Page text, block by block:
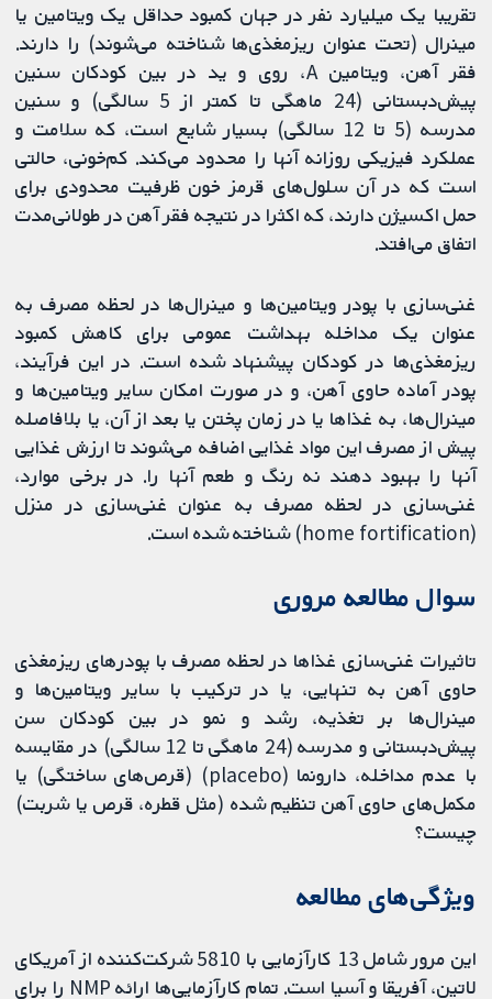
تقریبا یک میلیارد نفر در جهان کمبود حداقل یک ویتامین یا
مینرال (تحت عنوان ریزمغذی‌ها شناخته می‌شوند) را دارند.
فقر آهن، ویتامین A، روی و ید در بین کودکان سنین
پیش‌دبستانی (24 ماهگی تا کمتر از 5 سالگی) و سنین
مدرسه (5 تا 12 سالگی) بسیار شایع است، که سلامت و
عملکرد فیزیکی روزانه آنها را محدود می‌کند. کم‌خونی، حالتی
است که در آن سلول‌های قرمز خون ظرفیت محدودی برای
حمل اکسیژن دارند، که اکثرا در نتیجه فقر آهن در طولانی‌مدت
اتفاق می‌افتد.
غنی‌سازی با پودر ویتامین‌ها و مینرال‌ها در لحظه مصرف به
عنوان یک مداخله بهداشت عمومی برای کاهش کمبود
ریزمغذی‌ها در کودکان پیشنهاد شده است. در این فرآیند،
پودر آماده حاوی آهن، و در صورت امکان سایر ویتامین‌ها و
مینرال‌ها، به غذاها یا در زمان پختن یا بعد از آن، یا بلافاصله
پیش از مصرف این مواد غذایی اضافه می‌شوند تا ارزش غذایی
آنها را بهبود دهند نه رنگ و طعم آنها را. در برخی موارد،
غنی‌سازی در لحظه مصرف به عنوان غنی‌سازی در منزل
(home fortification) شناخته شده است.
سوال مطالعه مروری
تاثیرات غنی‌سازی غذاها در لحظه مصرف با پودرهای ریزمغذی
حاوی آهن به تنهایی، یا در ترکیب با سایر ویتامین‌ها و
مینرال‌ها بر تغذیه، رشد و نمو در بین کودکان سن
پیش‌دبستانی و مدرسه (24 ماهگی تا 12 سالگی) در مقایسه
با عدم مداخله، دارونما (placebo) (قرص‌های ساختگی) یا
مکمل‌های حاوی آهن تنظیم شده (مثل قطره، قرص یا شربت)
چیست؟
ویژگی‌های مطالعه
این مرور شامل 13 کارآزمایی با 5810 شرکت‌کننده از آمریکای
لاتین، آفریقا و آسیا است. تمام کارآزمایی‌ها ارائه NMP را برای